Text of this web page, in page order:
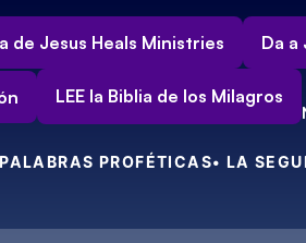
de Jesus Heals Ministries Da a
LEE la Biblia de los Milagros
PROFÉTICAS• LA